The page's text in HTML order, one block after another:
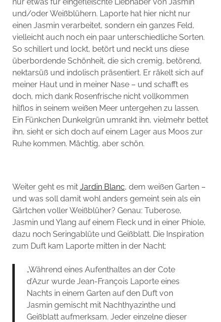
und/oder Weißblühern. Laporte hat hier nicht nur
einen Jasmin verarbeitet, sondern ein ganzes Feld,
vielleicht auch noch ein paar unterschiedliche Sorten.
So schillert und lockt, betört und neckt uns diese
überbordende Schönheit, die sich cremig, betörend,
nektarsüß und indolisch präsentiert. Er räkelt sich auf
meiner Haut und in meiner Nase – und schafft es
doch, mich dank Rosenfrische nicht vollkommen
hilflos in seinem weißen Meer untergehen zu lassen.
Ein Fünkchen Dunkelgrün umrankt ihn, vielmehr bettet
ihn, sieht er sich doch auf einem Lager aus Moos zur
Ruhe kommen. Mächtig, aber schön.
Weiter geht es mit Jardin Blanc, dem weißen Garten –
und was soll damit wohl anders gemeint sein als ein
Gärtchen voller Weißblüher? Genau: Tuberose,
Jasmin und Ylang auf einem Fleck und in einer Phiole,
dazu noch Seringablüte und Geißblatt. Die Inspiration
zum Duft kam Laporte mitten in der Nacht:
„Während eines Aufenthaltes an der Cote
d’Azur wurde Jean-François Laporte eines
Nachts in einem Garten auf den Duft von
Jasmin gemischt mit Nachthyazinthe und
Geißblatt aufmerksam. Jeder einzelne dieser